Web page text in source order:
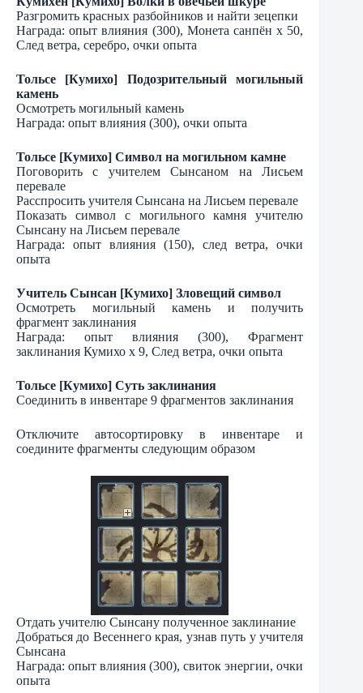
Разгромить красных разбойников и найти зецепки
Награда: опыт влияния (300), Монета санпён х 50,
След ветра, серебро, очки опыта
Тольсе [Кумихо] Подозрительный могильный
камень
Осмотреть могильный камень
Награда: опыт влияния (300), очки опыта
Тольсе [Кумихо] Символ на могильном камне
Поговорить с учителем Сынсаном на Лисьем
перевале
Расспросить учителя Сынсана на Лисьем перевале
Показать символ с могильного камня учителю
Сынсану на Лисьем перевале
Награда: опыт влияния (150), след ветра, очки
опыта
Учитель Сынсан [Кумихо] Зловещий символ
Осмотреть могильный камень и получить
фрагмент заклинания
Награда: опыт влияния (300), Фрагмент
заклинания Кумихо х 9, След ветра, очки опыта
Тольсе [Кумихо] Суть заклинания
Соединить в инвентаре 9 фрагментов заклинания
Отключите автосортировку в инвентаре и
соедините фрагменты следующим образом
Отдать учителю Сынсану полученное заклинание
Добраться до Весеннего края, узнав путь у учителя
Сынсана
Награда: опыт влияния (300), свиток энергии, очки
опыта